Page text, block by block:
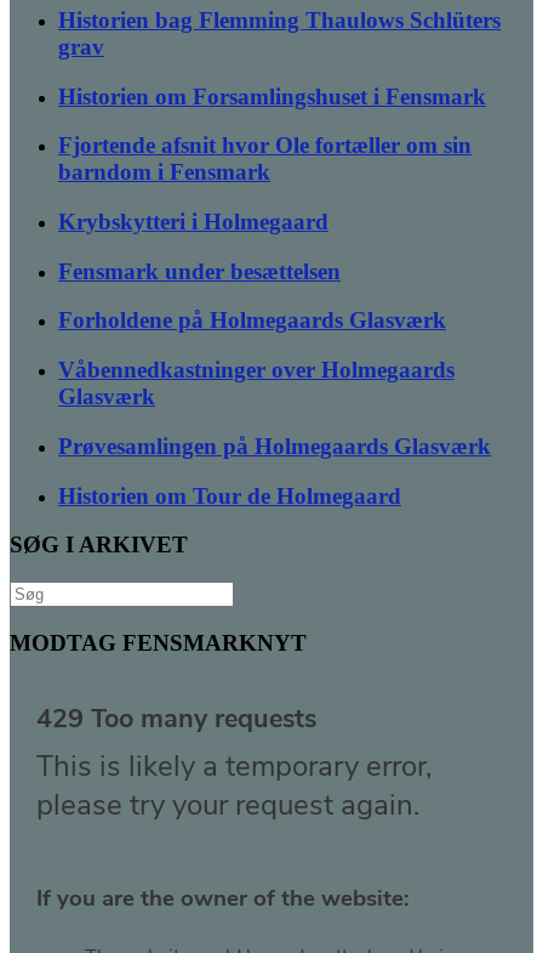
Historien bag Flemming Thaulows Schlüters
grav
Historien om Forsamlingshuset i Fensmark
Fjortende afsnit hvor Ole fortæller om sin
barndom i Fensmark
Krybskytteri i Holmegaard
Fensmark under besættelsen
Forholdene på Holmegaards Glasværk
Våbennedkastninger over Holmegaards
Glasværk
Prøvesamlingen på Holmegaards Glasværk
Historien om Tour de Holmegaard
SØG I ARKIVET
Søg
efter:
MODTAG FENSMARKNYT